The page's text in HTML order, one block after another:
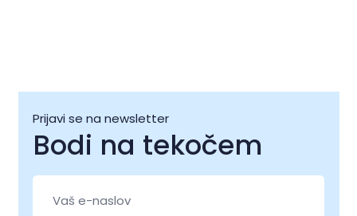
Prijavi se na newsletter
Bodi na tekočem